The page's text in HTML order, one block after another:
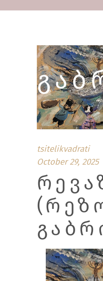
tsitelikvadrati
October 29, 2025